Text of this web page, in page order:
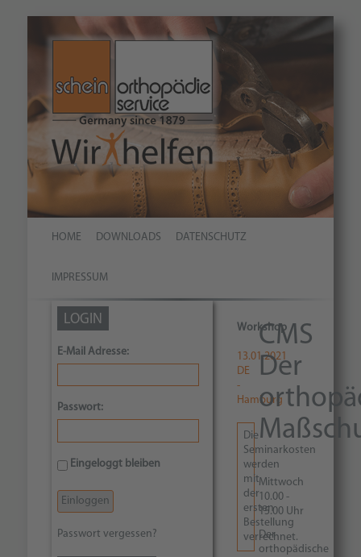
HOME DOWNLOADS DATENSCHUTZ
IMPRESSUM
LOGIN
E-Mail Adresse:
Passwort:
Eingeloggt bleiben
Passwort vergessen?
Workshop
13.01.2021
DE
-
Hamburg
Die
Seminarkosten
werden
mit
der
ersten
Bestellung
verrechnet.
CMS
Der
Mittwoch
10.00 -
15.00 Uhr
Der
orthopädische